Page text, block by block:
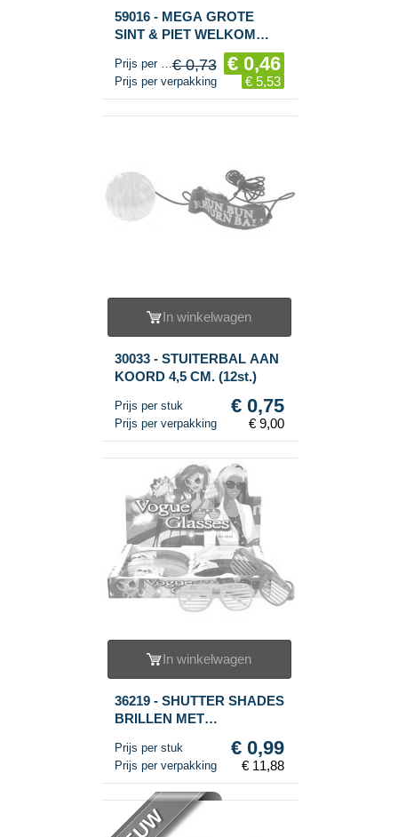
59016 - MEGA GROTE
SINT & PIET WELKOM
BANNER XXL 300 X 60
CM. (7st.)
Prijs per stuk€ 0,73 € 0,46
Prijs per verpakking € 5,53
In winkelwagen
30033 - STUITERBAL AAN
KOORD 4,5 CM. (12st.)
Prijs per stuk € 0,75
Prijs per verpakking € 9,00
In winkelwagen
36219 - SHUTTER SHADES
BRILLEN MET
Prijs per stuk € 0,99
Prijs per verpakking € 11,88